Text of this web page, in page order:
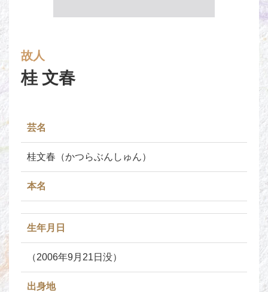
故人
桂 文春
芸名
桂文春（かつらぶんしゅん）
本名
生年月日
（2006年9月21日没）
出身地